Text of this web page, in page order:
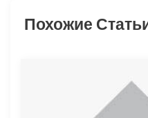
и
Похожие